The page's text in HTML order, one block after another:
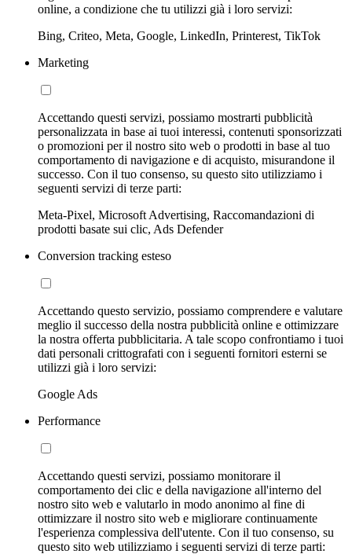
online, a condizione che tu utilizzi già i loro servizi:
Bing, Criteo, Meta, Google, LinkedIn, Printerest, TikTok
Marketing
Accettando questi servizi, possiamo mostrarti pubblicità
personalizzata in base ai tuoi interessi, contenuti sponsorizzati
o promozioni per il nostro sito web o prodotti in base al tuo
comportamento di navigazione e di acquisto, misurandone il
successo. Con il tuo consenso, su questo sito utilizziamo i
seguenti servizi di terze parti:
Meta-Pixel, Microsoft Advertising, Raccomandazioni di
prodotti basate sui clic, Ads Defender
Conversion tracking esteso
Accettando questo servizio, possiamo comprendere e valutare
meglio il successo della nostra pubblicità online e ottimizzare
la nostra offerta pubblicitaria. A tale scopo confrontiamo i tuoi
dati personali crittografati con i seguenti fornitori esterni se
utilizzi già i loro servizi:
Google Ads
Performance
Accettando questi servizi, possiamo monitorare il
comportamento dei clic e della navigazione all'interno del
nostro sito web e valutarlo in modo anonimo al fine di
ottimizzare il nostro sito web e migliorare continuamente
l'esperienza complessiva dell'utente. Con il tuo consenso, su
questo sito web utilizziamo i seguenti servizi di terze parti: